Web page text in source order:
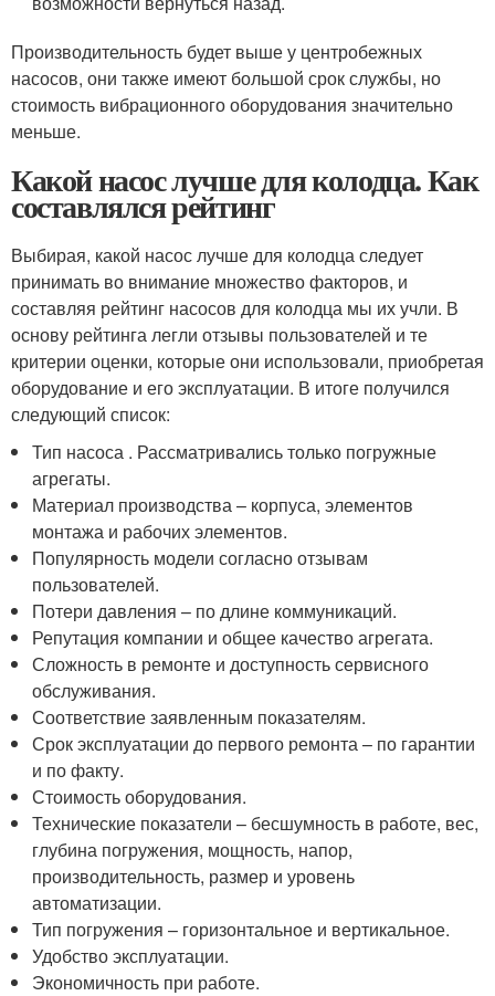
Производительность будет выше у центробежных
насосов, они также имеют большой срок службы, но
стоимость вибрационного оборудования значительно
меньше.
Какой насос лучше для колодца. Как
составлялся рейтинг
Выбирая, какой насос лучше для колодца следует
принимать во внимание множество факторов, и
составляя рейтинг насосов для колодца мы их учли. В
основу рейтинга легли отзывы пользователей и те
критерии оценки, которые они использовали, приобретая
оборудование и его эксплуатации. В итоге получился
следующий список:
Тип насоса . Рассматривались только погружные
агрегаты.
Материал производства – корпуса, элементов
монтажа и рабочих элементов.
Популярность модели согласно отзывам
пользователей.
Потери давления – по длине коммуникаций.
Репутация компании и общее качество агрегата.
Сложность в ремонте и доступность сервисного
обслуживания.
Соответствие заявленным показателям.
Срок эксплуатации до первого ремонта – по гарантии
и по факту.
Стоимость оборудования.
Технические показатели – бесшумность в работе, вес,
глубина погружения, мощность, напор,
производительность, размер и уровень
автоматизации.
Тип погружения – горизонтальное и вертикальное.
Удобство эксплуатации.
Экономичность при работе.